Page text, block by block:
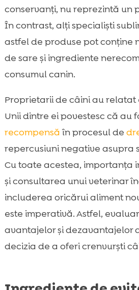
conservanți, nu reprezintă un
În contrast, alți specialiști
astfel de produse pot conține
de sare și ingrediente
consumul canin.
Proprietarii de câini au relatat
Unii dintre ei povestesc că au
recompensă în procesul de
repercusiuni negative asupra
Cu toate acestea, importanța
și consultarea unui veterinar
includerea oricărui aliment
este imperativă. Astfel,
avantajelor și dezavantajelor
decizia de a oferi crenvurști